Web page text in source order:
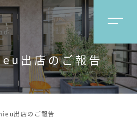
出店のご報告
出店のご報告